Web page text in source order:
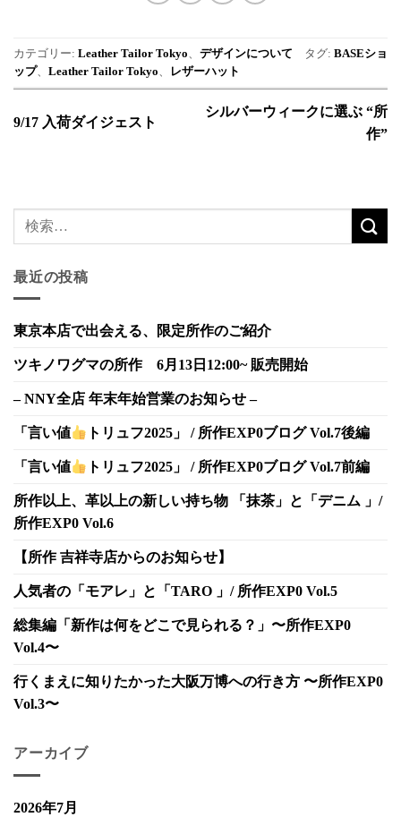
カテゴリー: Leather Tailor Tokyo デザインについて タグ: BASEショ
ップ、 Leather Tailor Tokyo レザーハット
9/17 入荷ダイジェスト
シルバーウィークに選ぶ “所
作”
最近の投稿
東京本店で出会える、限定所作のご紹介
ツキノワグマの所作 6月13日12:00~ 販売開始
– NNY全店 年末年始営業のお知らせ –
「言い値 トリュフ2025」 / 所作EXP0ブログ Vol.7後編
「言い値 トリュフ2025」 / 所作EXP0ブログ Vol.7前編
所作以上、革以上の新しい持ち物 「抹茶」と「デニム 」/
所作EXP0 Vol.6
【所作 吉祥寺店からのお知らせ】
人気者の「モアレ」と「TARO 」/ 所作EXP0 Vol.5
総集編「新作は何をどこで見られる？」〜所作EXP0
Vol.4〜
行くまえに知りたかった大阪万博への行き方 〜所作EXP0
Vol.3〜
アーカイブ
2026年7月